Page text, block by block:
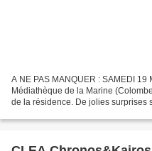
A NE PAS MANQUER : SAMEDI
Médiathèque de la Marine
de la résidence. De jolies surprises